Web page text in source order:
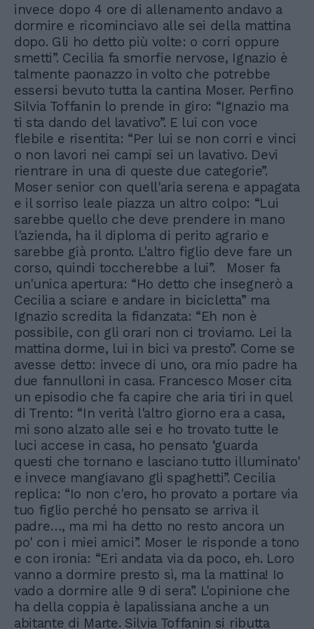
invece dopo 4 ore di allenamento andavo a
dormire e ricominciavo alle sei della mattina
dopo. Gli ho detto più volte: o corri oppure
smetti”. Cecilia fa smorfie nervose, Ignazio è
talmente paonazzo in volto che potrebbe
essersi bevuto tutta la cantina Moser. Perfino
Silvia Toffanin lo prende in giro: “Ignazio ma
ti sta dando del lavativo”. E lui con voce
flebile e risentita: “Per lui se non corri e vinci
o non lavori nei campi sei un lavativo. Devi
rientrare in una di queste due categorie”.
Moser senior con quell'aria serena e appagata
e il sorriso leale piazza un altro colpo: “Lui
sarebbe quello che deve prendere in mano
l'azienda, ha il diploma di perito agrario e
sarebbe già pronto. L'altro figlio deve fare un
corso, quindi toccherebbe a lui”. Moser fa
un'unica apertura: “Ho detto che insegnerò a
Cecilia a sciare e andare in bicicletta” ma
Ignazio scredita la fidanzata: “Eh non è
possibile, con gli orari non ci troviamo. Lei la
mattina dorme, lui in bici va presto”. Come se
avesse detto: invece di uno, ora mio padre ha
due fannulloni in casa. Francesco Moser cita
un episodio che fa capire che aria tiri in quel
di Trento: “In verità l'altro giorno era a casa,
mi sono alzato alle sei e ho trovato tutte le
luci accese in casa, ho pensato ‘guarda
questi che tornano e lasciano tutto illuminato'
e invece mangiavano gli spaghetti”. Cecilia
replica: “Io non c'ero, ho provato a portare via
tuo figlio perché ho pensato se arriva il
padre…, ma mi ha detto no resto ancora un
po' con i miei amici”. Moser le risponde a tono
e con ironia: “Eri andata via da poco, eh. Loro
vanno a dormire presto sì, ma la mattina! Io
vado a dormire alle 9 di sera”. L'opinione che
ha della coppia è lapalissiana anche a un
abitante di Marte. Silvia Toffanin si ributta